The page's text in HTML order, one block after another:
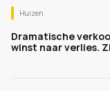
Huizen
Dramatische
winst naar verlies.